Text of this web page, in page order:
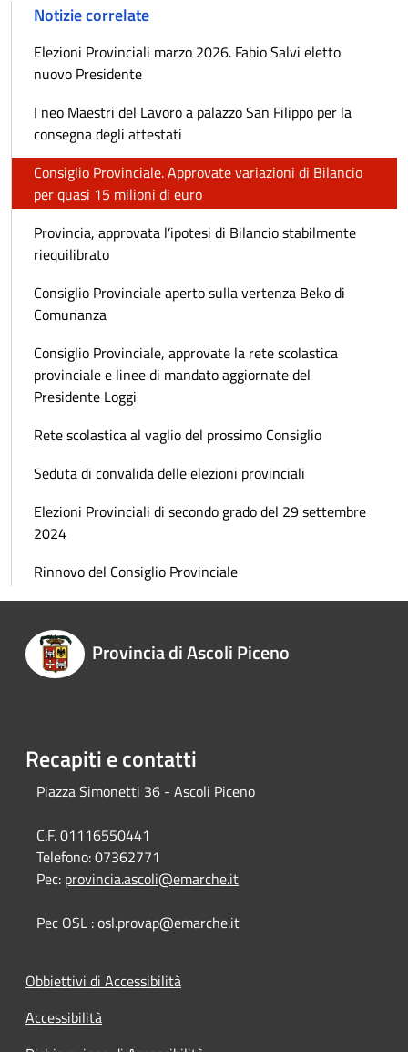
Notizie correlate
Elezioni Provinciali marzo 2026. Fabio Salvi eletto
nuovo Presidente
I neo Maestri del Lavoro a palazzo San Filippo per la
consegna degli attestati
Consiglio Provinciale. Approvate variazioni di Bilancio
per quasi 15 milioni di euro
Provincia, approvata l’ipotesi di Bilancio stabilmente
riequilibrato
Consiglio Provinciale aperto sulla vertenza Beko di
Comunanza
Consiglio Provinciale, approvate la rete scolastica
provinciale e linee di mandato aggiornate del
Presidente Loggi
Rete scolastica al vaglio del prossimo Consiglio
Seduta di convalida delle elezioni provinciali
Elezioni Provinciali di secondo grado del 29 settembre
2024
Rinnovo del Consiglio Provinciale
Provincia di Ascoli Piceno
Recapiti e contatti
Piazza Simonetti 36 - Ascoli Piceno
C.F. 01116550441
Telefono:07362771
Pec: provincia.ascoli@emarche.it
Pec OSL : osl.provap@emarche.it
Obbiettivi di Accessibilità
Accessibilità